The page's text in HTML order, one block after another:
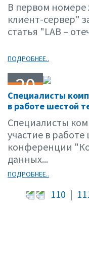
В первом номере
клиент-сервер"
статья "LAB –
ПОДРОБНЕЕ..
20
04.01
Специалисты
в работе шестой
Специалисты
участие в
конференции
данных...
ПОДРОБНЕЕ..
110 |